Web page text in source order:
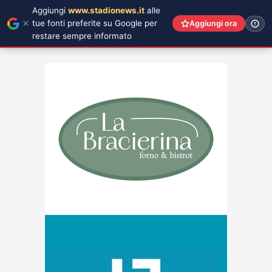
Aggiungi www.stadionews.it alle
tue fonti preferite su Google per
restare sempre informato
Aggiungi ora